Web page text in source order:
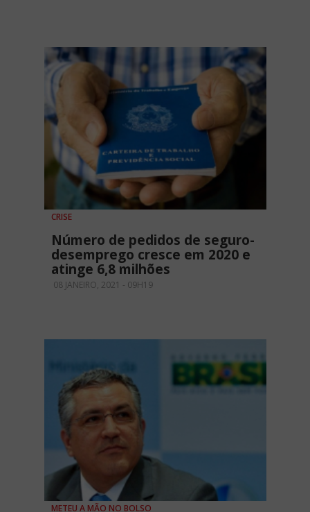
CRISE
Número de pedidos de seguro-
desemprego cresce em 2020 e
atinge 6,8 milhões
08 JANEIRO, 2021 - 09H19
METEU A MÃO NO BOLSO